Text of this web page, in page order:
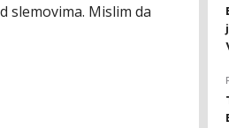
slemovima. Mislim da